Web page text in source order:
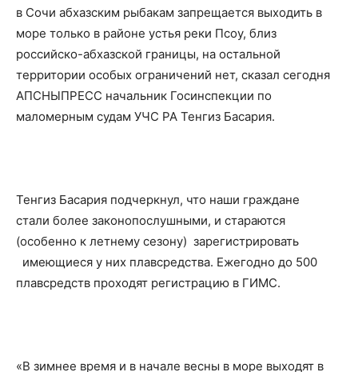
в Сочи абхазским рыбакам запрещается выходить в
море только в районе устья реки Псоу, близ
российско-абхазской границы, на остальной
территории особых ограничений нет, сказал сегодня
АПСНЫПРЕСС начальник Госинспекции по
маломерным судам УЧС РА Тенгиз Басария.
Тенгиз Басария подчеркнул, что наши граждане
стали более законопослушными, и стараются
(особенно к летнему сезону) зарегистрировать
имеющиеся у них плавсредства. Ежегодно до 500
плавсредств проходят регистрацию в ГИМС.
«В зимнее время и в начале весны в море выходят в